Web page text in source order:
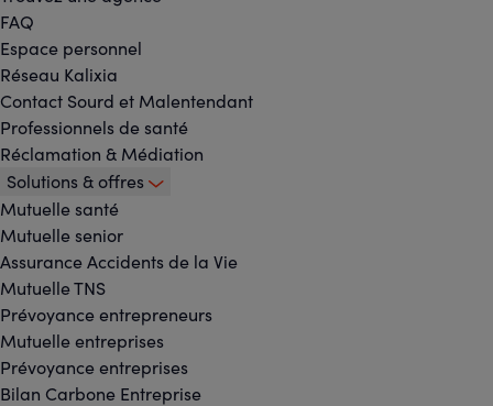
FAQ
Espace personnel
Réseau Kalixia
Contact Sourd et Malentendant
Professionnels de santé
Réclamation & Médiation
Solutions & offres
Mutuelle santé
Mutuelle senior
Assurance Accidents de la Vie
Mutuelle TNS
Prévoyance entrepreneurs
Mutuelle entreprises
Prévoyance entreprises
Bilan Carbone Entreprise